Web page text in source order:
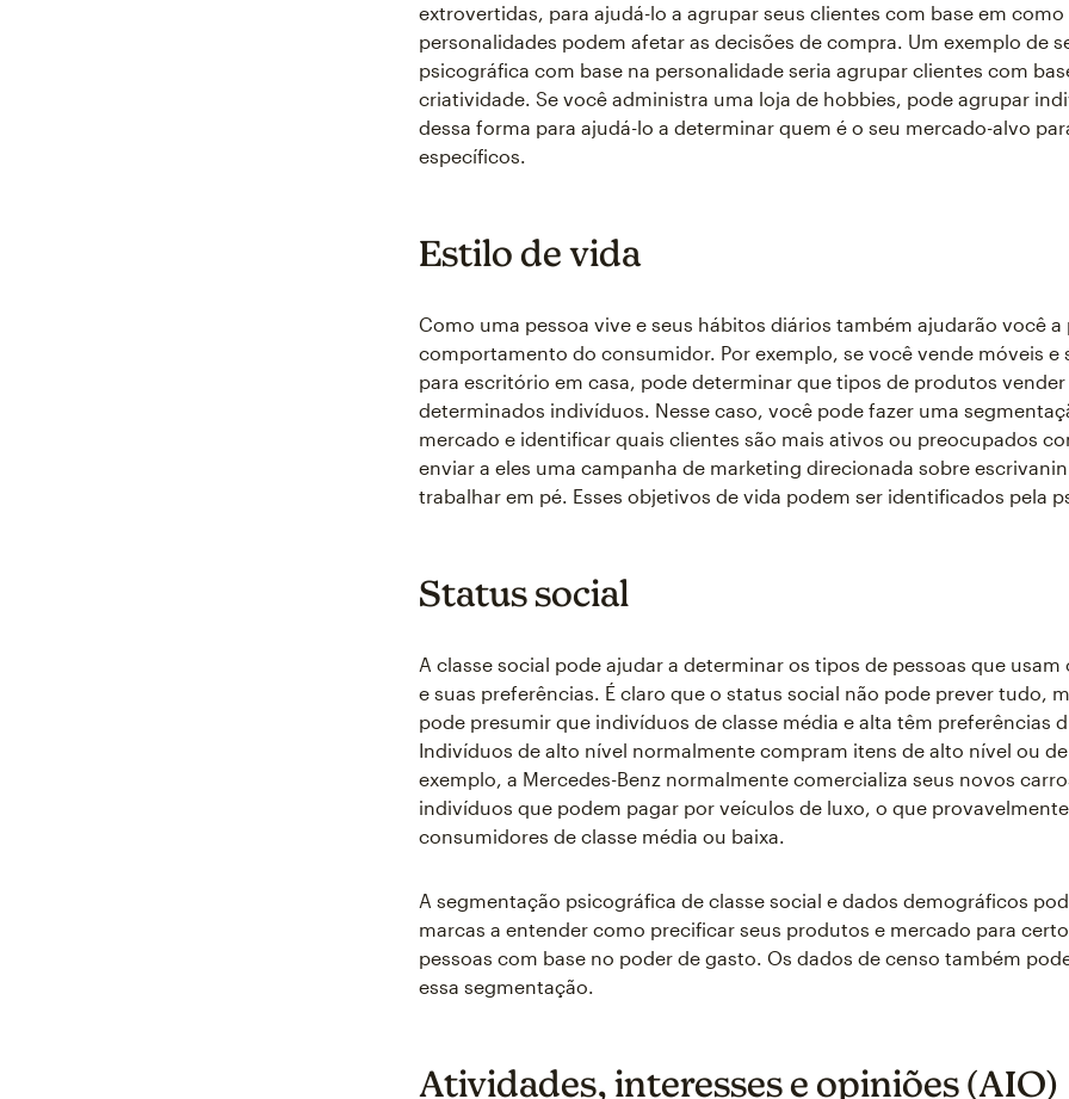
extrovertidas, para ajudá-lo a agrupar seus clientes com base em como
personalidades podem afetar as decisões de compra. Um exemplo de
psicográfica com base na personalidade seria agrupar clientes com
criatividade. Se você administra uma loja de hobbies, pode agrupar
dessa forma para ajudá-lo a determinar quem é o seu mercado-alvo
específicos.
Estilo de vida
Como uma pessoa vive e seus hábitos diários também ajudarão você a
comportamento do consumidor. Por exemplo, se você vende móveis e
para escritório em casa, pode determinar que tipos de produtos vender
determinados indivíduos. Nesse caso, você pode fazer uma
mercado e identificar quais clientes são mais ativos ou preocupados
enviar a eles uma campanha de marketing direcionada sobre
trabalhar em pé. Esses objetivos de vida podem ser identificados pela
Status social
A classe social pode ajudar a determinar os tipos de pessoas que
e suas preferências. É claro que o status social não pode prever tudo,
pode presumir que indivíduos de classe média e alta têm preferências
Indivíduos de alto nível normalmente compram itens de alto nível ou
exemplo, a Mercedes-Benz normalmente comercializa seus novos
indivíduos que podem pagar por veículos de luxo, o que
consumidores de classe média ou baixa.
A segmentação psicográfica de classe social e dados demográficos
marcas a entender como precificar seus produtos e mercado para
pessoas com base no poder de gasto. Os dados de censo também
essa segmentação.
Atividades, interesses e opiniões (AIO)